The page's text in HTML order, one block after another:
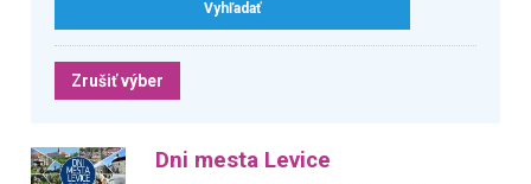
Zrušiť výber
Dni mesta Levice